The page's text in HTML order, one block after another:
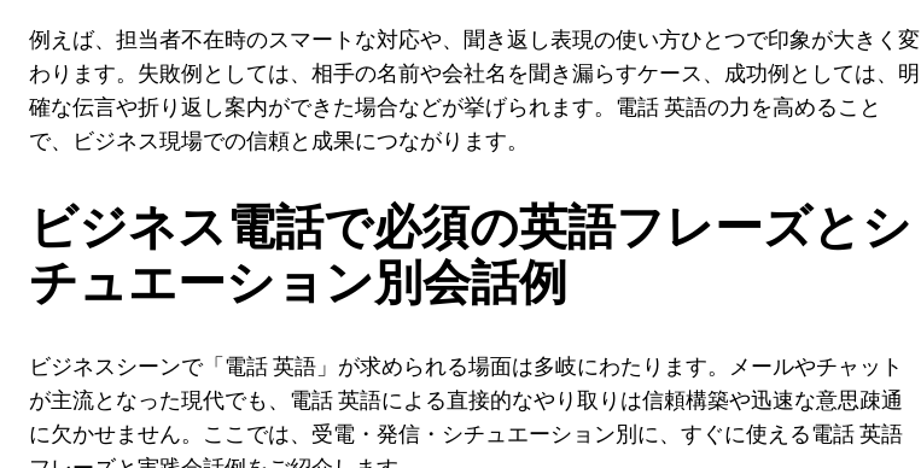
例えば、担当者不在時のスマートな対応や、聞き返し表現の使い方ひとつで印象が大きく変
わります。失敗例としては、相手の名前や会社名を聞き漏らすケース、成功例としては、明
確な伝言や折り返し案内ができた場合などが挙げられます。電話 英語の力を高めること
で、ビジネス現場での信頼と成果につながります。
ビジネス電話で必須の英語フレーズとシ
チュエーション別会話例
ビジネスシーンで「電話 英語」が求められる場面は多岐にわたります。メールやチャット
が主流となった現代でも、電話 英語による直接的なやり取りは信頼構築や迅速な意思疎通
に欠かせません。ここでは、受電・発信・シチュエーション別に、すぐに使える電話 英語